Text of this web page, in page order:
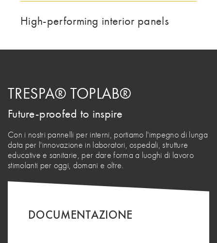
IL GRUPPO | TRESPA INTERNATIONAL
High-performing interior panels
TRESPA® TOPLAB®
Future-proofed to inspire
Con i nostri pannelli per interni, portiamo l'impegno di lunga
data per l'innovazione in laboratori, ospedali, strutture
educative e sanitarie, per dare forma a luoghi di lavoro
stimolanti per oggi, domani e oltre.
DOCUMENTAZIONE